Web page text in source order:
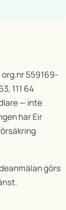
org.nr 559169-
111 64
— inte
har Eir
görs